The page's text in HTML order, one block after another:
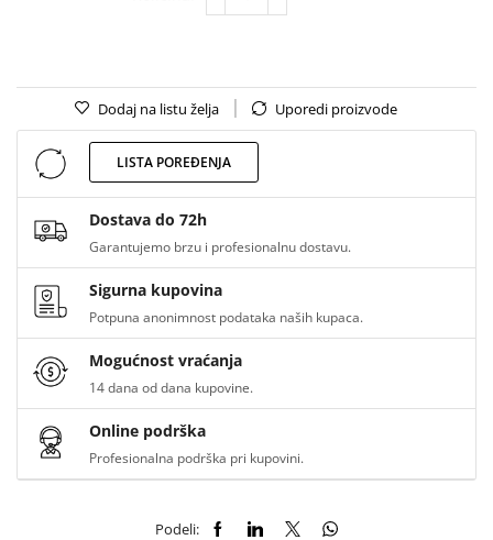
Dodaj na listu želja Uporedi proizvode
LISTA POREĐENJA
Dostava do 72h
Garantujemo brzu i profesionalnu dostavu.
Sigurna kupovina
Potpuna anonimnost podataka naših kupaca.
Mogućnost vraćanja
14 dana od dana kupovine.
Online podrška
Profesionalna podrška pri kupovini.
Podeli: